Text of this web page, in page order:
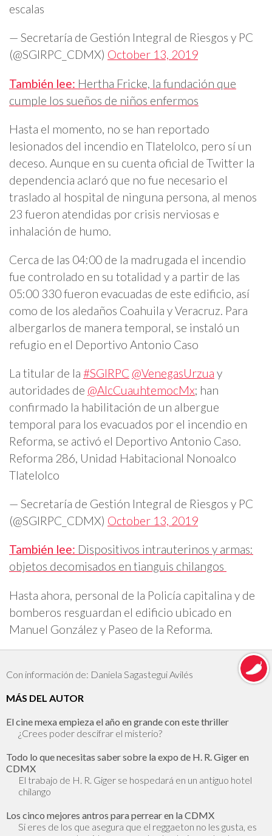
escalas
— Secretaría de Gestión Integral de Riesgos y PC
(@SGIRPC_CDMX) October 13, 2019
También lee: Hertha Fricke, la fundación que
cumple los sueños de niños enfermos
Hasta el momento, no se han reportado
lesionados del incendio en Tlatelolco, pero sí un
deceso. Aunque en su cuenta oficial de Twitter la
dependencia aclaró que no fue necesario el
traslado al hospital de ninguna persona, al menos
23 fueron atendidas por crisis nerviosas e
inhalación de humo.
Cerca de las 04:00 de la madrugada el incendio
fue controlado en su totalidad y a partir de las
05:00 330 fueron evacuadas de este edificio, así
como de los aledaños Coahuila y Veracruz. Para
albergarlos de manera temporal, se instaló un
refugio en el Deportivo Antonio Caso
La titular de la #SGIRPC @VenegasUrzua y
autoridades de @AlcCuauhtemocMx; han
confirmado la habilitación de un albergue
temporal para los evacuados por el incendio en
Reforma, se activó el Deportivo Antonio Caso.
Reforma 286, Unidad Habitacional Nonoalco
Tlatelolco
— Secretaría de Gestión Integral de Riesgos y PC
(@SGIRPC_CDMX) October 13, 2019
También lee: Dispositivos intrauterinos y armas:
objetos decomisados en tianguis chilangos
Hasta ahora, personal de la Policía capitalina y de
bomberos resguardan el edificio ubicado en
Manuel González y Paseo de la Reforma.
Con información de: Daniela Sagastegui Avilés
MÁS DEL AUTOR
El cine mexa empieza el año en grande con este thriller
¿Crees poder descifrar el misterio?
Todo lo que necesitas saber sobre la expo de H. R. Giger en
CDMX
El trabajo de H. R. Giger se hospedará en un antiguo hotel
chilango
Los cinco mejores antros para perrear en la CDMX
Si eres de los que asegura que el reggaeton no les gusta, es